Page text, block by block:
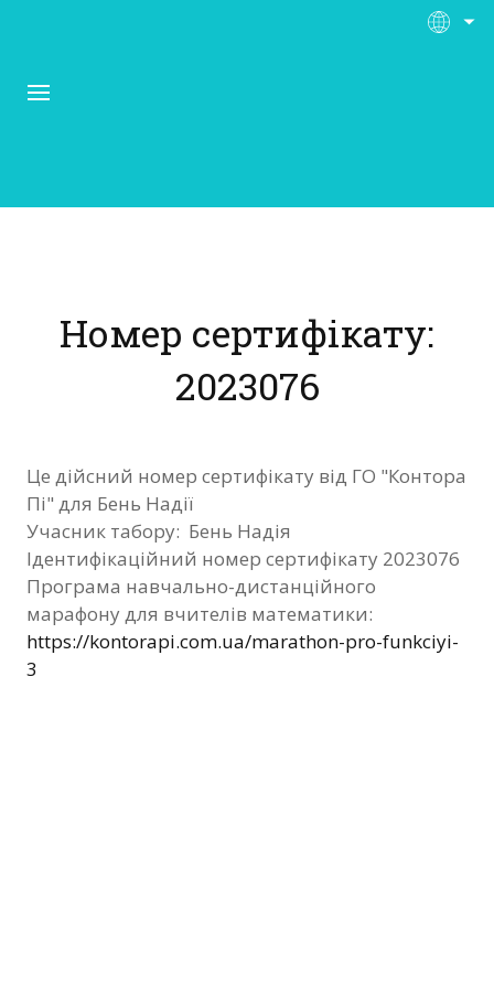
Матеріали
Нас підтримують
Видані сертифікати
Контакти
Номер сертифікату:
2023076
Це дійсний номер сертифікату від ГО "Контора
Пі" для Бень Надії
Учасник табору: Бень Надія
Ідентифікаційний номер сертифікату 2023076
Програма навчально-дистанційного
марафону для вчителів математики:
https://kontorapi.com.ua/marathon-pro-funkciyi-
3